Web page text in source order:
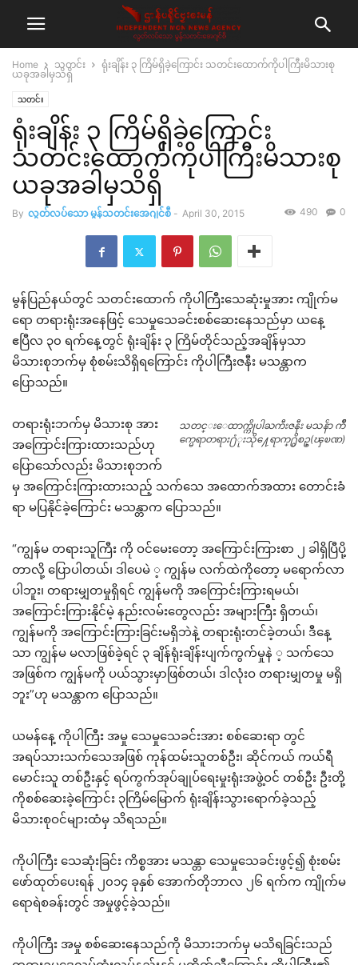
Home သတင်း
ရုံးချိန်း ၃ ကြိမ်ရှိခဲ့ကြောင်း သတင်းထောက်ကိုပါကြီးမိသားစု
ယခုအခါမှသိရှိ
သတင်း
ရုံးချိန်း ၃ ကြိမ်ရှိခဲ့ကြောင်း
သတင်းထောက်ကိုပါကြီးမိသားစု
ယခုအခါမှသိရှိ
By လွတ်လပ်သော မွန်သတင်းအေဂျင်စီ - April 30, 2015 0
490
မွန်ပြည်နယ်တွင် သတင်းထောက် ကိုပါကြီးသေဆုံးမှုအား ကျိုက်မ
ရော တရားရုံးအနေဖြင့် သေမှုသေခင်းစစ်ဆေးနေသည်မှာ ယနေ့
ဧပြီလ ၃၀ ရက်နေ့တွင် ရုံးချိန်း ၃ ကြိမ်တိုင်သည့်အချိန်မှသာ
မိသားစုဘက်မှ စုံစမ်းသိရှိရကြောင်း ကိုပါကြီးဇနီး မသန္တာက
ပြောသည်။
သတင္းေထာက္ကိုပါႀကီးဇနီး မသနၲာ က်ိဳ
က္မေရာတရား႐ံုးသို႔ေရာက္႐ွိစဥ္(ၾၿဏ)
တရားရုံးဘက်မှ မိသားစု အား
အကြောင်းကြားထားသည်ဟု
ပြောသော်လည်း မိသားစုဘက်
မှ အကြောင်းကြားထားသည့် သက်သေ အထောက်အထား တောင်းခံ
ရာ မပြနိုင်ခဲ့ကြောင်း မသန္တာက ပြောသည်။
“ကျွန်မ တရားသူကြီး ကို ဝင်မေးတော့ အကြောင်းကြားစာ ၂ ခါရှိပြီပို့
တာလို့ ပြောပါတယ်၊ ဒါပေမဲ ့ ကျွန်မ လက်ထဲကိုတော့ မရောက်လာ
ပါဘူး၊ တရားမျှတမှုရှိရင် ကျွန်မကို အကြောင်းကြားရမယ်၊
အကြောင်းကြားနိုင်မဲ့ နည်းလမ်းတွေလည်း အများကြီး ရှိတယ်၊
ကျွန်မကို အကြောင်းကြားခြင်းမရှိဘဲနဲ့ တရားရုံးတင်ခဲ့တယ်၊ ဒီနေ့
သာ ကျွန်မ မလာဖြစ်ခဲ့ရင် ၃ ချိန်ရုံးချိန်းပျက်ကွက်မှုနဲ ့ သက်သေ
အဖြစ်က ကျွန်မကို ပယ်သွားမှာဖြစ်တယ်၊ ဒါလုံးဝ တရားမျှတမှု မရှိ
ဘူး”ဟု မသန္တာက ပြောသည်။
ယမန်နေ့ ကိုပါကြီး အမှု သေမှုသေခင်းအား စစ်ဆေးရာ တွင်
အရပ်သားသက်သေအဖြစ် ကုန်ထမ်းသူတစ်ဦး၊ ဆိုင်ကယ် ကယ်ရီ
မောင်းသူ တစ်ဦးနှင့် ရပ်ကွက်အုပ်ချုပ်ရေးမှုးရုံးအဖွဲ့ဝင် တစ်ဦး ဦးတို့
ကိုစစ်ဆေးခဲ့ကြောင်း ၃ကြိမ်မြောက် ရုံးချိန်းသွားရောက်ခဲ့သည့်
မိသားစုဝင်များထံမှ သိရသည်။
ကိုပါကြီး သေဆုံးခြင်း ကိစ္စအား မသန္တာ သေမှုသေခင်းဖွင့်၍ စုံးစမ်း
ဖော်ထုတ်ပေးရန် ၂၀၁၄ ခုနှစ် အောက်တိုဘာလ ၂၆ ရက်က ကျိုက်မ
ရောရဲစခန်းတွင် အမှုဖွင့်ခဲ့သည်။
ကိုပါကြီး အမှု စစ်ဆေးနေသည်ကို မိသားဘက်မှ မသိရခြင်းသည်